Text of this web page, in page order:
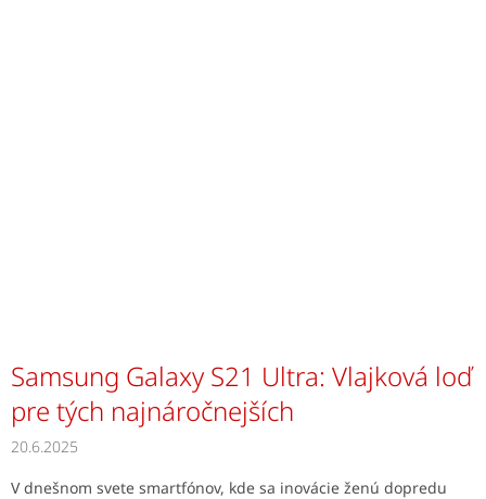
Samsung Galaxy S21 Ultra: Vlajková loď
pre tých najnáročnejších
20.6.2025
V dnešnom svete smartfónov, kde sa inovácie ženú dopredu